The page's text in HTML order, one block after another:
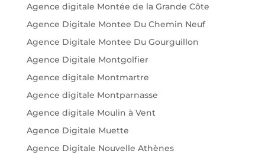
Agence digitale Montée de la Grande Côte
Agence Digitale Montee Du Chemin Neuf
Agence Digitale Montee Du Gourguillon
Agence Digitale Montgolfier
Agence digitale Montmartre
Agence digitale Montparnasse
Agence digitale Moulin à Vent
Agence Digitale Muette
Agence Digitale Nouvelle Athènes